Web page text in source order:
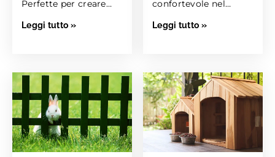
Perfette per creare
Leggi tutto »
confortevole nel
Offrono protezione
Leggi tutto »